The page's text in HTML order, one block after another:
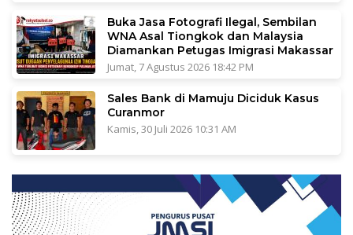
Buka Jasa Fotografi Ilegal, Sembilan
WNA Asal Tiongkok dan Malaysia
Diamankan Petugas Imigrasi Makassar
Jumat, 7 Agustus 2026 18:42 PM
Sales Bank di Mamuju Diciduk Kasus
Curanmor
Kamis, 30 Juli 2026 10:31 AM